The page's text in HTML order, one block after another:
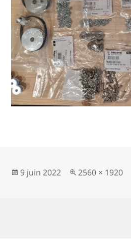
Publié
9 juin 2022
Taille
2560 × 1920